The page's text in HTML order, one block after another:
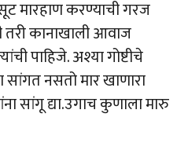
मारहाण करण्याची गरज
कानाखाली आवाज
पाहिजे. अश्या गोष्टीचे
सांगत नसतो मार खाणारा
सांगू द्या.उगाच कुणाला मारु